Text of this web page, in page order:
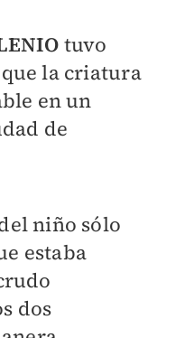
tuvo
la criatura
en un
de
niño sólo
estaba
dos